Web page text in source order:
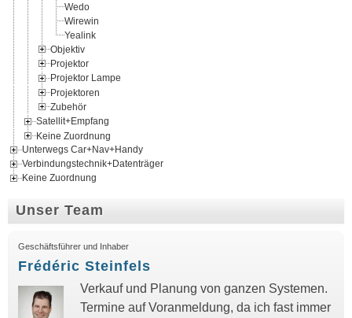
Wedo
Wirewin
Yealink
Objektiv
Projektor
Projektor Lampe
Projektoren
Zubehör
Satellit+Empfang
Keine Zuordnung
Unterwegs Car+Nav+Handy
Verbindungstechnik+Datenträger
Keine Zuordnung
Unser Team
Geschäftsführer und Inhaber
Frédéric Steinfels
Verkauf und Planung von ganzen Systemen.
Termine auf Voranmeldung, da ich fast immer